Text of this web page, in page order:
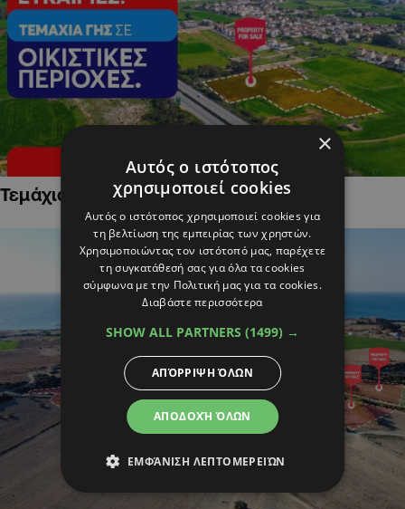
Τεμάχια Γης σε Οικιστικές Περιοχές
×
Αυτός ο ιστότοπος
χρησιμοποιεί cookies
Αυτός ο ιστότοπος χρησιμοποιεί cookies για
τη βελτίωση της εμπειρίας των χρηστών.
Χρησιμοποιώντας τον ιστότοπό μας, παρέχετε
τη συγκατάθεσή σας για όλα τα cookies
σύμφωνα με την Πολιτική μας για τα cookies.
Διαβάστε περισσότερα
SHOW ALL PARTNERS (1499) →
ΑΠΟΔΟΧΉ ΌΛΩΝ
ΑΠΌΡΡΙΨΗ ΌΛΩΝ
ΕΜΦΆΝΙΣΗ ΛΕΠΤΟΜΕΡΕΙΏΝ